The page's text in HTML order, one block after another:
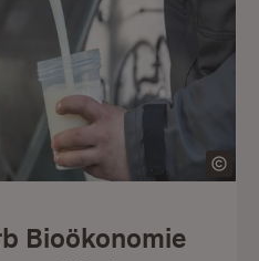
Bioökonomie